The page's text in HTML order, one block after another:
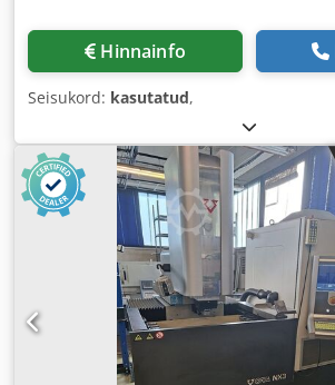
Hinnainfo
Seisukord: kasutatud,